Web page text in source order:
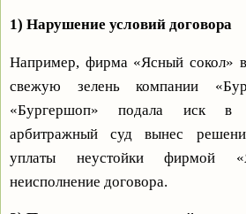
1) Нарушение условий договора
Например, фирма «Ясный сокол»
свежую зелень компании
«Бургершоп» подала иск в
арбитражный суд вынес
уплаты неустойки фирмой
неисполнение договора.